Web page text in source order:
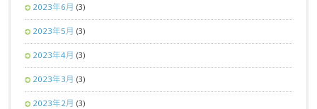
2023年6月 (3)
2023年5月 (3)
2023年4月 (3)
2023年3月 (3)
2023年2月 (3)